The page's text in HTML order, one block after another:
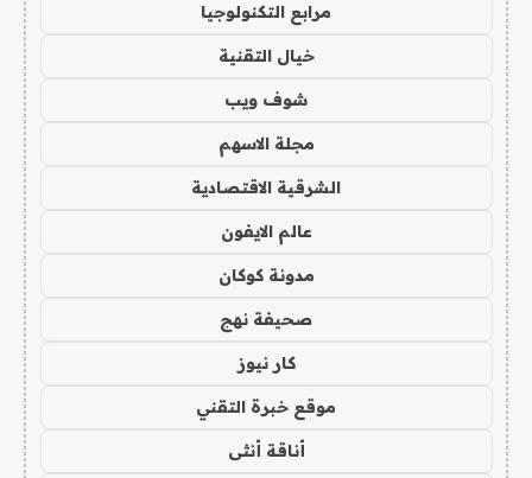
مرابع التكنولوجيا
خيال التقنية
شوف ويب
مجلة الاسهم
الشرقية الاقتصادية
عالم الايفون
مدونة كوكان
صحيفة نهج
كار نيوز
موقع خبرة التقني
أناقة أنثى